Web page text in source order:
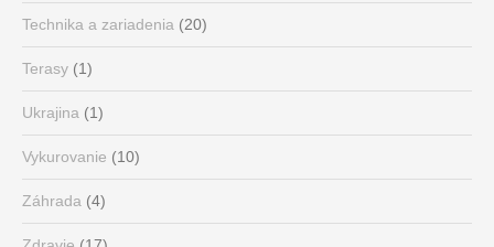
Technika a zariadenia (20)
Terasy (1)
Ukrajina (1)
Vykurovanie (10)
Záhrada (4)